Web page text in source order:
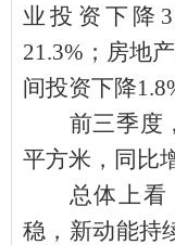
业投资下降
21.3%；房地
间投资下降
前三季度
平方米，同比
总体上
稳，新动能持